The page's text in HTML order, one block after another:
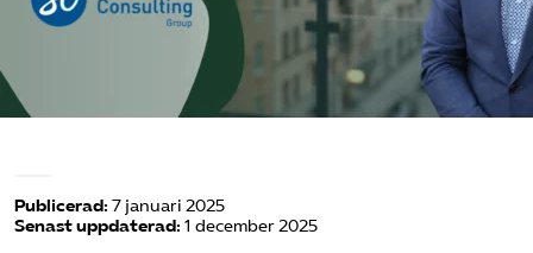
Mina sidor
Bli medlem
Publicerad: 7 januari 2025
Senast uppdaterad: 1 december 2025